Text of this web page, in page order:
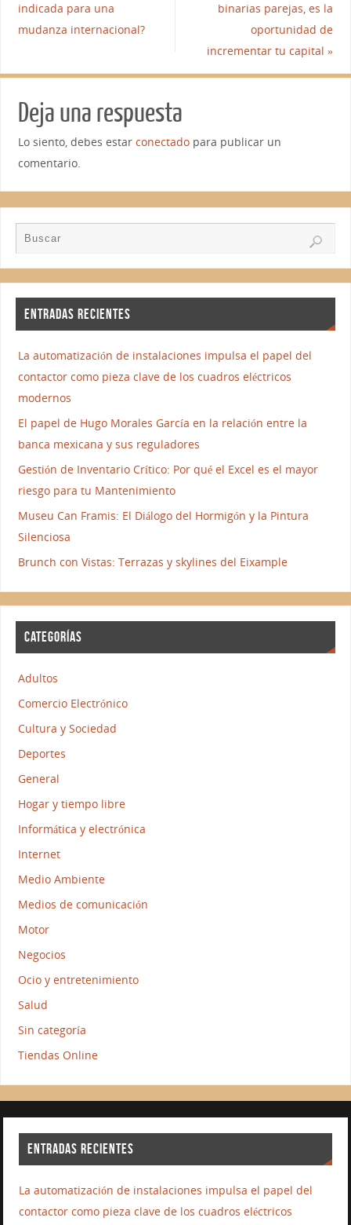
indicada para una
mudanza internacional?
binarias parejas, es la
oportunidad de
incrementar tu capital»
Deja una respuesta
Lo siento, debes estar conectadopara publicar un
comentario.
ENTRADAS RECIENTES
La automatización de instalaciones impulsa el papel del
contactor como pieza clave de los cuadros eléctricos
modernos
El papel de Hugo Morales García en la relación entre la
banca mexicana y sus reguladores
Gestión de Inventario Crítico: Por qué el Excel es el mayor
riesgo para tu Mantenimiento
Museu Can Framis: El Diálogo del Hormigón y la Pintura
Silenciosa
Brunch con Vistas: Terrazas y skylines del Eixample
CATEGORÍAS
Adultos
Comercio Electrónico
Cultura y Sociedad
Deportes
General
Hogar y tiempo libre
Informática y electrónica
Internet
Medio Ambiente
Medios de comunicación
Motor
Negocios
Ocio y entretenimiento
Salud
Sin categoría
Tiendas Online
ENTRADAS RECIENTES
La automatización de instalaciones impulsa el papel del
contactor como pieza clave de los cuadros eléctricos